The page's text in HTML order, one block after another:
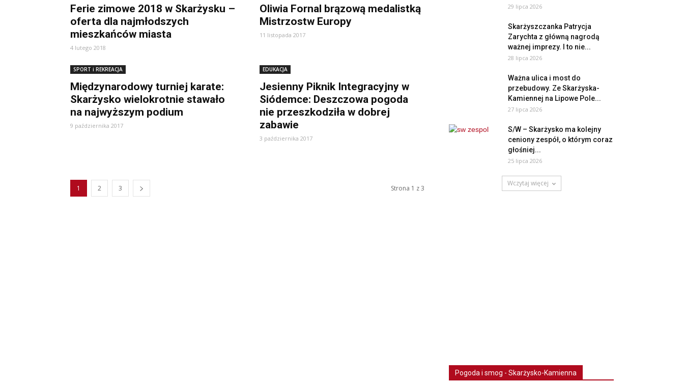
Ferie zimowe 2018 w Skarżysku –
oferta dla najmłodszych
mieszkańców miasta
4 lutego 2018
Oliwia Fornal brązową medalistką
Mistrzostw Europy
11 listopada 2017
SPORT i REKREACJA
Międzynarodowy turniej karate:
Skarżysko wielokrotnie stawało
na najwyższym podium
9 października 2017
EDUKACJA
Jesienny Piknik Integracyjny w
Siódemce: Deszczowa pogoda
nie przeszkodziła w dobrej
zabawie
3 października 2017
1 2 3 Strona 1 z 3
29 lipca 2026
Skarżyszczanka Patrycja
Zarychta z główną nagrodą
ważnej imprezy. I to nie...
28 lipca 2026
Ważna ulica i most do
przebudowy. Ze Skarżyska-
Kamiennej na Lipowe Pole...
27 lipca 2026
S/W – Skarżysko ma kolejny
ceniony zespół, o którym coraz
głośniej...
25 lipca 2026
Wczytaj więcej
Pogoda i smog - Skarżysko-Kamienna